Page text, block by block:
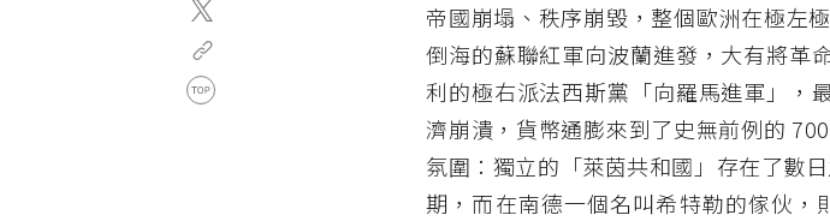
帝國崩塌、秩序崩毀，整個歐洲在極
倒海的蘇聯紅軍向波蘭進發，大有將革
利的極右派法西斯黨「向羅馬進軍」，
濟崩潰，貨幣通膨來到了史無前例的
氛圍：獨立的「萊茵共和國」存在了數
期，而在南德一個名叫希特勒的傢伙